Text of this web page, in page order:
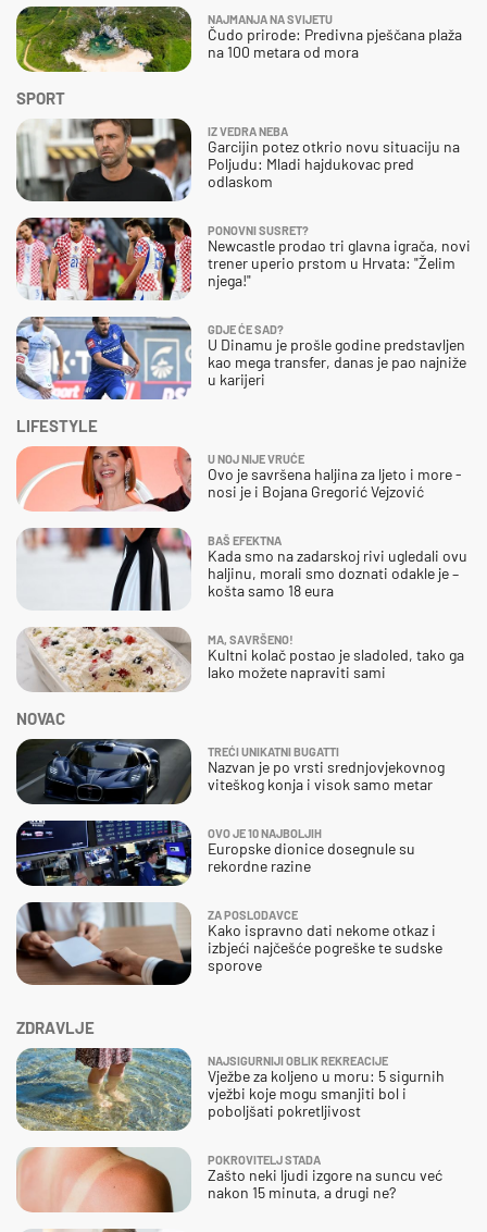
ZDRAVLJE
NAJSIGURNIJI OBLIK REKREACIJE
Vježbe za koljeno u moru: 5 sigurnih
vježbi koje mogu smanjiti bol i
poboljšati pokretljivost
POKROVITELJ STADA
Zašto neki ljudi izgore na suncu već
nakon 15 minuta, a drugi ne?
SPORT
IZ VEDRA NEBA
Garcijin potez otkrio novu situaciju na
Poljudu: Mladi hajdukovac pred
odlaskom
PONOVNI SUSRET?
Newcastle prodao tri glavna igrača, novi
trener uperio prstom u Hrvata: "Želim
njega!"
GDJE ĆE SAD?
U Dinamu je prošle godine predstavljen
kao mega transfer, danas je pao najniže
u karijeri
NAJMANJA NA SVIJETU
Čudo prirode: Predivna pješčana plaža
na 100 metara od mora
NOVAC
TREĆI UNIKATNI BUGATTI
Nazvan je po vrsti srednjovjekovnog
viteškog konja i visok samo metar
OVO JE 10 NAJBOLJIH
Europske dionice dosegnule su
rekordne razine
ZA POSLODAVCE
Kako ispravno dati nekome otkaz i
izbjeći najčešće pogreške te sudske
sporove
LIFESTYLE
U NOJ NIJE VRUĆE
Ovo je savršena haljina za ljeto i more -
nosi je i Bojana Gregorić Vejzović
BAŠ EFEKTNA
Kada smo na zadarskoj rivi ugledali ovu
haljinu, morali smo doznati odakle je –
košta samo 18 eura
MA, SAVRŠENO!
Kultni kolač postao je sladoled, tako ga
lako možete napraviti sami